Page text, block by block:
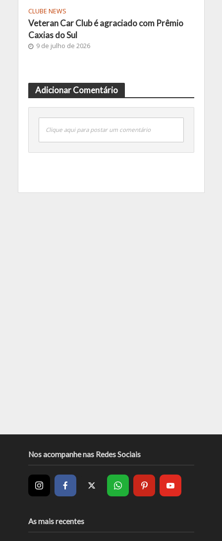
CLUBE NEWS
Veteran Car Club é agraciado com Prêmio
Caxias do Sul
9 de julho de 2026
Adicionar Comentário
Clique aqui para postar um comentário
Nos acompanhe nas Redes Sociais
As mais recentes